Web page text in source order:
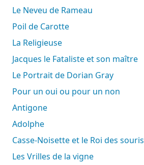
Le Neveu de Rameau
Poil de Carotte
La Religieuse
Jacques le Fataliste et son maître
Le Portrait de Dorian Gray
Pour un oui ou pour un non
Antigone
Adolphe
Casse-Noisette et le Roi des souris
Les Vrilles de la vigne